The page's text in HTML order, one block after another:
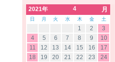
2021年 4 月
日 月 火 水 木 金 土
1 2
3
4
5 6 7 8 9
10
11
12 13 14 15 16
17
18
19 20 21 22 23
24